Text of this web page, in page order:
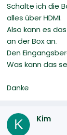
Schalte ich die
alles über HDMI.
Also kann es
an der Box an.
Den
Was kann das
Danke
K Kim